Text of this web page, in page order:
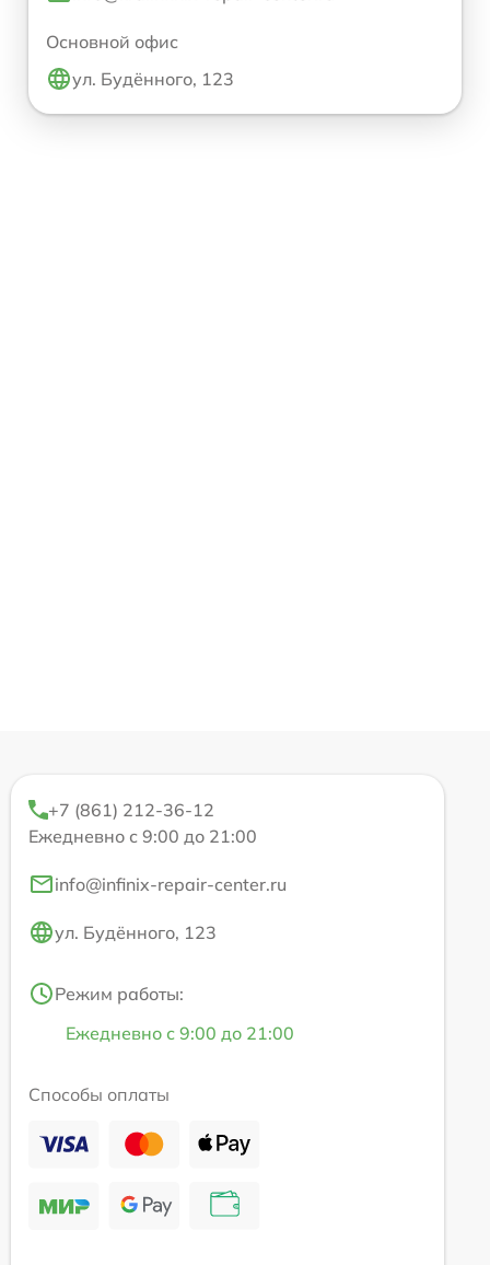
Основной офис
ул. Будённого, 123
+7 (861) 212-36-12
Ежедневно с 9:00 до 21:00
info@infinix-repair-center.ru
ул. Будённого, 123
Режим работы:
Ежедневно с 9:00 до 21:00
Способы оплаты